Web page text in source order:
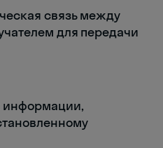
связь между
для передачи
информации,